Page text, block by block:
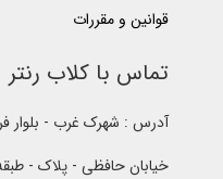
قوانین و مقررات
تماس با کلاب رنتر
آدرس : شهرک غرب - بلوار
خیابان حافظی - پلاک -